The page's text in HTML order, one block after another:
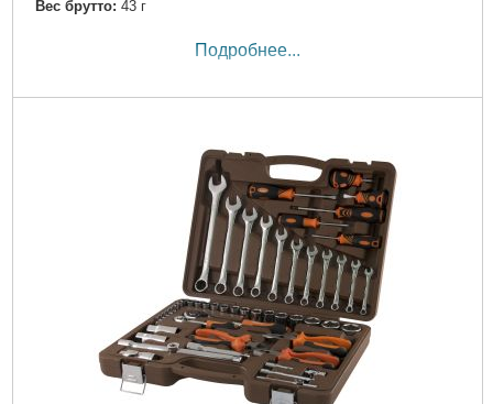
Вес брутто: 43 г
Подробнее...